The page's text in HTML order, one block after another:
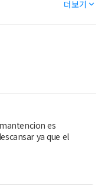
manager volunteered
더보기
es
ya que el